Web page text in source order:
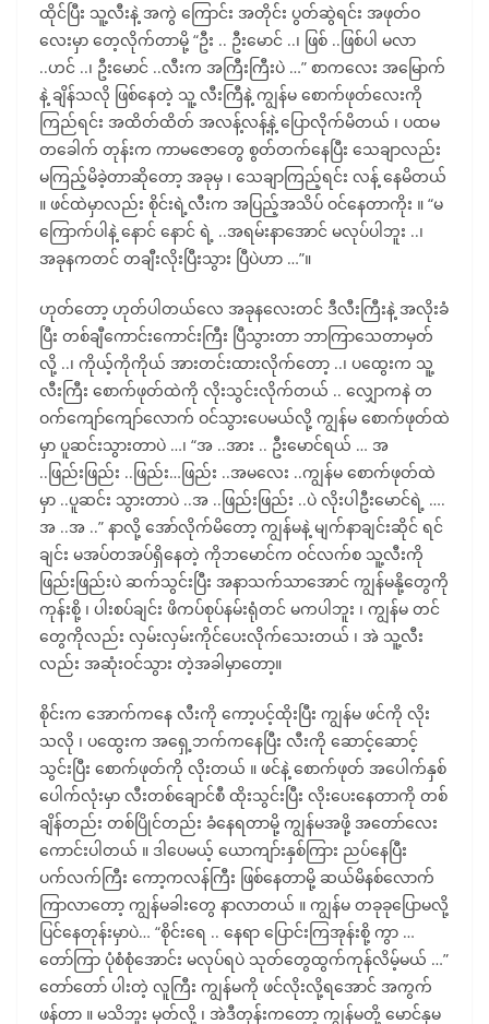
ထိုင်ပြီး သူ့လီးနဲ့ အကွဲ ကြောင်း အတိုင်း ပွတ်ဆွဲရင်း အဖုတ်ဝ
လေးမှာ တေ့လိုက်တာမို့ “ဦး .. ဦးမောင် ..၊ ဖြစ် ..ဖြစ်ပါ မလာ
..ဟင် ..၊ ဦးမောင် ..လီးက အကြီးကြီးပဲ …” စာကလေး အမြောက်
နဲ့ ချိန်သလို ဖြစ်နေတဲ့ သူ့ လီးကြီနဲ့ ကျွန်မ စောက်ဖုတ်လေးကို
ကြည်ရင်း အထိတ်ထိတ် အလန့်လန့်နဲ့ ပြောလိုက်မိတယ် ၊ ပထမ
တခေါက် တုန်းက ကာမဇောတွေ စွတ်တက်နေပြီး သေချာလည်း
မကြည့်မိခဲ့တာဆိုတော့ အခုမှ ၊ သေချာကြည့်ရင်း လန့် နေမိတယ်
။ ဖင်ထဲမှာလည်း စိုင်းရဲ့လီးက အပြည့်အသိပ် ဝင်နေတာကိုး ။ “မ
ကြောက်ပါနဲ့ နောင် နောင် ရဲ့ ..အရမ်းနာအောင် မလုပ်ပါဘူး ..၊
အခုနကတင် တချီးလိုးပြီးသွား ပြီပဲဟာ …”။
ဟုတ်တော့ ဟုတ်ပါတယ်လေ အခုနလေးတင် ဒီလီးကြီးနဲ့ အလိုးခံ
ပြီး တစ်ချီကောင်းကောင်းကြီး ပြီသွားတာ ဘာကြာသေတာမှတ်
လို့ ..၊ ကိုယ့်ကိုကိုယ် အားတင်းထားလိုက်တော့ ..၊ ပထွေးက သူ့
လီးကြီး စောက်ဖုတ်ထဲကို လိုးသွင်းလိုက်တယ် .. လျှောကနဲ တ
ဝက်ကျော်ကျော်လောက် ဝင်သွားပေမယ်လို့ ကျွန်မ စောက်ဖုတ်ထဲ
မှာ ပူဆင်းသွားတာပဲ …၊ “အ ..အား .. ဦးမောင်ရယ် … အ
..ဖြည်းဖြည်း ..ဖြည်း…ဖြည်း ..အမလေး ..ကျွန်မ စောက်ဖုတ်ထဲ
မှာ ..ပူဆင်း သွားတာပဲ ..အ ..ဖြည်းဖြည်း ..ပဲ လိုးပါဦးမောင်ရဲ့ ….
အ ..အ ..” နာလို့ အော်လိုက်မိတော့ ကျွန်မနဲ့ မျက်နာချင်းဆိုင် ရင်
ချင်း မအပ်တအပ်ရှိနေတဲ့ ကိုဘမောင်က ဝင်လက်စ သူ့လီးကို
ဖြည်းဖြည်းပဲ ဆက်သွင်းပြီး အနာသက်သာအောင် ကျွန်မနို့တွေကို
ကုန်းစို့ ၊ ပါးစပ်ချင်း ဖိကပ်စုပ်နမ်းရုံတင် မကပါဘူး ၊ ကျွန်မ တင်
တွေကိုလည်း လှမ်းလှမ်းကိုင်ပေးလိုက်သေးတယ် ၊ အဲ သူ့လီး
လည်း အဆုံးဝင်သွား တဲ့အခါမှာတော့။
စိုင်းက အောက်ကနေ လီးကို ကော့ပင့်ထိုးပြီး ကျွန်မ ဖင်ကို လိုး
သလို ၊ ပထွေးက အရှေ့ဘက်ကနေပြီး လီးကို ဆောင့်ဆောင့်
သွင်းပြီး စောက်ဖုတ်ကို လိုးတယ် ။ ဖင်နဲ့ စောက်ဖုတ် အပေါက်နှစ်
ပေါက်လုံးမှာ လီးတစ်ချောင်စီ ထိုးသွင်းပြီး လိုးပေးနေတာကို တစ်
ချိန်တည်း တစ်ပြိုင်တည်း ခံနေရတာမို့ ကျွန်မအဖို့ အတော်လေး
ကောင်းပါတယ် ။ ဒါပေမယ့် ယောကျာ်းနှစ်ကြား ညပ်နေပြီး
ပက်လက်ကြီး ကော့ကလန်ကြီး ဖြစ်နေတာမို့ ဆယ်မိနစ်လောက်
ကြာလာတော့ ကျွန်မခါးတွေ နာလာတယ် ။ ကျွန်မ တခုခုပြောမလို့
ပြင်နေတုန်းမှာပဲ… “စိုင်းရေ .. နေရာ ပြောင်းကြအုန်းစို့ ကွာ …
တော်ကြာ ပုံစံစုံအောင်း မလုပ်ရပဲ သုတ်တွေထွက်ကုန်လိမ့်မယ် …”
တော်တော် ပါးတဲ့ လူကြီး ကျွန်မကို ဖင်လိုးလို့ရအောင် အကွက်
ဖန်တာ ။ မသိဘူး မှတ်လို့ ၊ အဲဒီတုန်းကတော့ ကျွန်မတို့ မောင်နှမ